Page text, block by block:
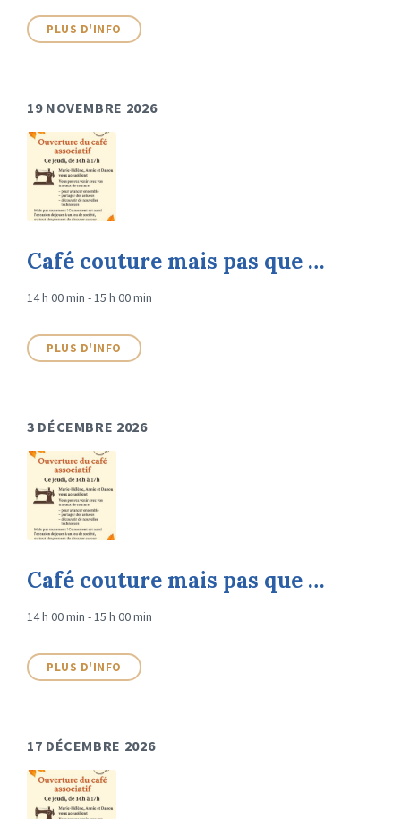
PLUS D'INFO
19 NOVEMBRE 2026
Café couture mais pas que …
14 h 00 min - 15 h 00 min
PLUS D'INFO
3 DÉCEMBRE 2026
Café couture mais pas que …
14 h 00 min - 15 h 00 min
PLUS D'INFO
17 DÉCEMBRE 2026